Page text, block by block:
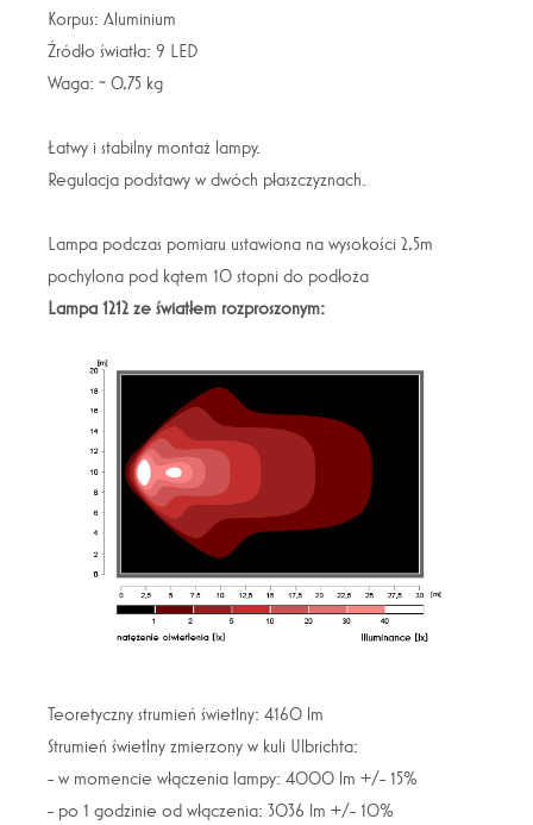
Korpus: Aluminium
Źródło światła: 9 LED
Waga: ~ 0,75 kg
Łatwy i stabilny montaż lampy.
Regulacja podstawy w dwóch płaszczyznach.
Lampa podczas pomiaru ustawiona na wysokości 2,5m
pochylona pod kątem 10 stopni do podłoża
Lampa 1212 ze światłem rozproszonym:
Teoretyczny strumień świetlny: 4160 lm
Strumień świetlny zmierzony w kuli Ulbrichta:
- w momencie włączenia lampy: 4000 lm +/- 15%
- po 1 godzinie od włączenia: 3036 lm +/- 10%